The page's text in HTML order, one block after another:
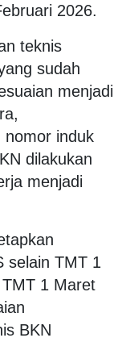
2026.
teknis
sudah
menjadi
nomor induk
dilakukan
menjadi
selain TMT 1
1 Maret
BKN